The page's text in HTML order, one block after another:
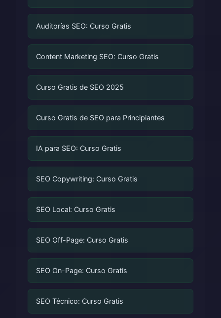
Auditorías SEO: Curso Gratis
Content Marketing SEO: Curso Gratis
Curso Gratis de SEO 2025
Curso Gratis de SEO para Principiantes
IA para SEO: Curso Gratis
SEO Copywriting: Curso Gratis
SEO Local: Curso Gratis
SEO Off-Page: Curso Gratis
SEO On-Page: Curso Gratis
SEO Técnico: Curso Gratis